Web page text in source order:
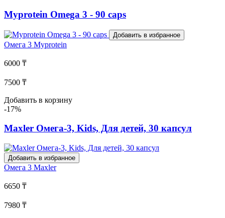
Myprotein Omega 3 - 90 caps
Добавить в избранное
Омега 3 Myprotein
6000 ₸
7500 ₸
Добавить в корзину
-17%
Maxler Омега-3, Kids, Для детей, 30 капсул
Добавить в избранное
Омега 3 Maxler
6650 ₸
7980 ₸